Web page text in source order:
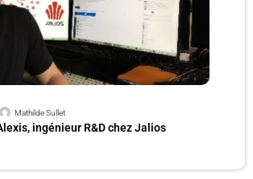
Mathilde Sullet
ingénieur R&D chez Jalios